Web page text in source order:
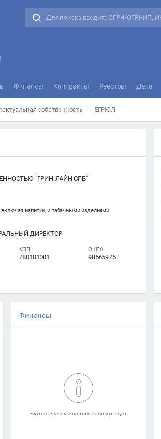
Финансы Контракты Реестры Дела
собственность ЕГРЮЛ
"ГРИН-ЛАЙН СПБ"
напитки, и табачными изделиями
ДИРЕКТОР
КПП
780101001
ОКПО
98565975
Финансы